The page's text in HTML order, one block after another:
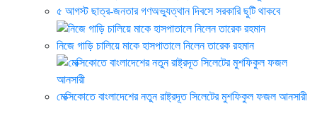
৫ আগস্ট ছাত্র-জনতার গণঅভ্যুত্থান দিবসে সরকারি ছুটি থাকবে
নিজে গাড়ি চালিয়ে মাকে হাসপাতালে নিলেন তারেক রহমান
মেক্সিকোতে বাংলাদেশের নতুন রাষ্ট্রদূত সিলেটের মুশফিকুল ফজল আনসারী